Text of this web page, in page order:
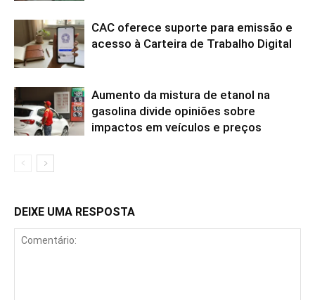
CAC oferece suporte para emissão e
acesso à Carteira de Trabalho Digital
Aumento da mistura de etanol na
gasolina divide opiniões sobre
impactos em veículos e preços
DEIXE UMA RESPOSTA